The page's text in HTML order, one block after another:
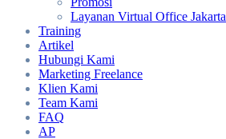
Layanan Virtual Office Jakarta
Training
Artikel
Hubungi Kami
Marketing Freelance
Klien Kami
Team Kami
FAQ
AP